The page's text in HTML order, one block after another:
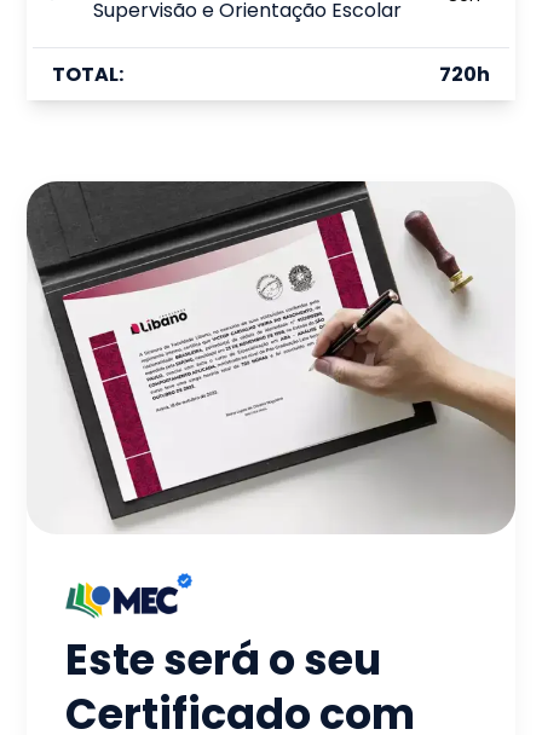
Supervisão e Orientação Escolar
TOTAL: 720h
Este será o seu
Certificado com